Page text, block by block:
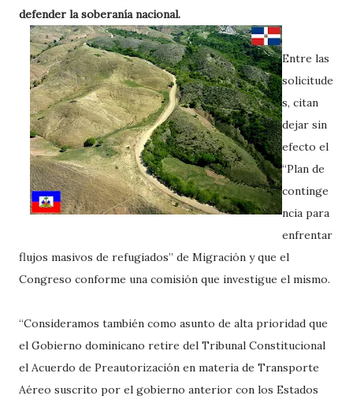
defender la soberanía nacional.
Entre las
solicitude
s, citan
dejar sin
efecto el
“Plan de
continge
ncia para
enfrentar
flujos masivos de refugiados” de Migración y que el
Congreso conforme una comisión que investigue el mismo.
“Consideramos también como asunto de alta prioridad que
el Gobierno dominicano retire del Tribunal Constitucional
el Acuerdo de Preautorización en materia de Transporte
Aéreo suscrito por el gobierno anterior con los Estados